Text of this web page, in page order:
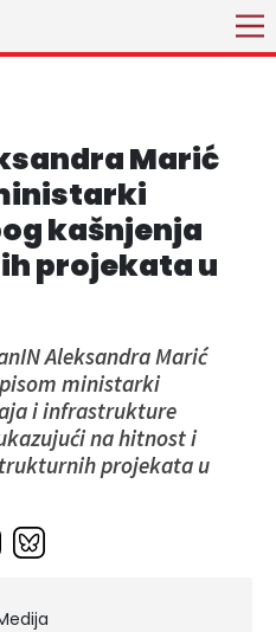
Marić
kašnjenja
projekata u
Aleksandra Marić
ministarki
i infrastrukture
na hitnost i
projekata u